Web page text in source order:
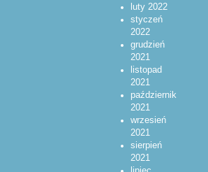
luty 2022
styczeń
2022
grudzień
2021
listopad
2021
październik
2021
wrzesień
2021
sierpień
2021